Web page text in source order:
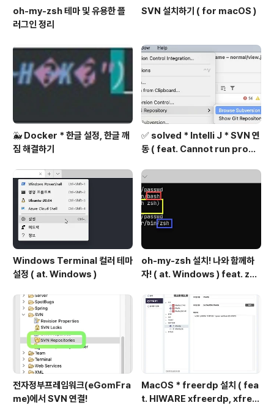
oh-my-zsh 테마 및 유용한 플
러그인 정리
SVN 설치하기 ( for macOS )
🐳 Docker * 한글 설정, 한글 깨
짐 해결하기
✅ solved * Intelli J * SVN 연
동 ( feat. Cannot run progr
Windows Terminal 컬러 테마
설정 ( at. Windows )
oh-my-zsh 설치! 나와 함께하
자! ( at. Windows ) feat. zsh
전자정부프레임워크(eGomFra
me)에서 SVN 연결!
MacOS * freerdp 설치 ( fea
t. HIWARE xfreerdp, xfree